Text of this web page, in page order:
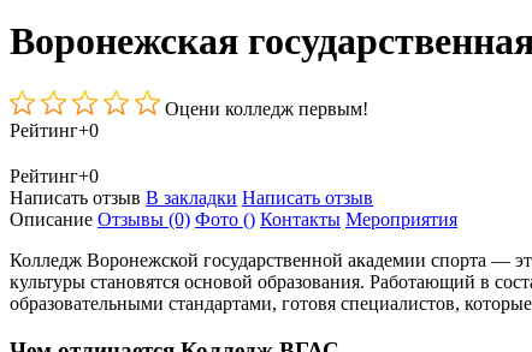
Воронежская
Оцени колледж первым!
Рейтинг+0
Рейтинг+0
Написать отзыв В закладки Написать отзыв
Описание Отзывы (0) Фото () Контакты Мероприятия
Колледж Воронежской государственной академии спорта —
культуры становятся основой образования. Работающий в
образовательными стандартами, готовя специалистов,